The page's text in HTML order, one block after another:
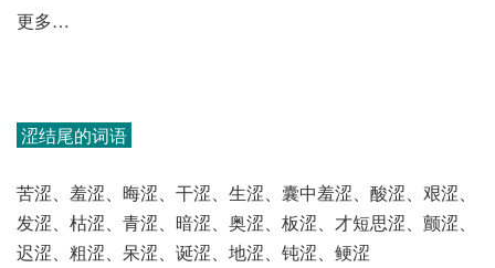
更多…
涩结尾的词语
苦涩、羞涩、晦涩、干涩、生涩、囊中羞涩、酸涩、艰涩、
发涩、枯涩、青涩、暗涩、奥涩、板涩、才短思涩、颤涩、
迟涩、粗涩、呆涩、诞涩、地涩、钝涩、鲠涩